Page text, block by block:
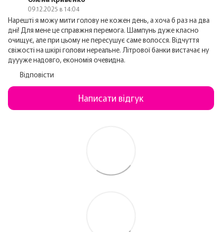
09.12.2025 в 14:04
Нарешті я можу мити голову не кожен день, а хоча б раз на два
дні! Для мене це справжня перемога. Шампунь дуже класно
очищує, але при цьому не пересушує саме волосся. Відчуття
свіжості на шкірі голови нереальне. Літрової банки вистачає ну
дуууже надовго, економія очевидна.
Відповісти
Написати відгук